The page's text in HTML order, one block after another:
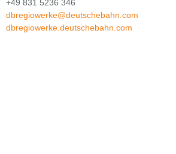
+49 831 5236 346
dbregiowerke@deutschebahn.com
dbregiowerke.deutschebahn.com